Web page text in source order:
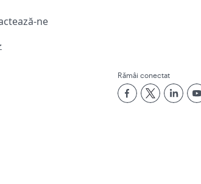
ne
Rămâi conectat